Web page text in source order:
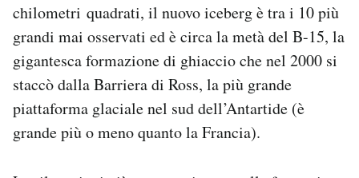
chilometri quadrati, il nuovo iceberg è tra i 10 più
grandi mai osservati ed è circa la metà del B-15, la
gigantesca formazione di ghiaccio che nel 2000 si
staccò dalla Barriera di Ross, la più grande
piattaforma glaciale nel sud dell’Antartide (è
grande più o meno quanto la Francia).